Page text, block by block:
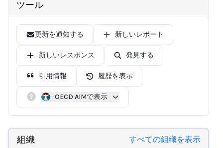
ツール
更新を通知する 新しいレポート
新しいレスポンス 発見する
引用情報 履歴を表示
OECD AIMで表示
組織 すべての組織を表示